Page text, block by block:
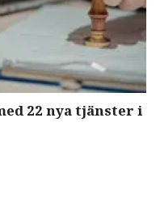
22 nya tjänster i